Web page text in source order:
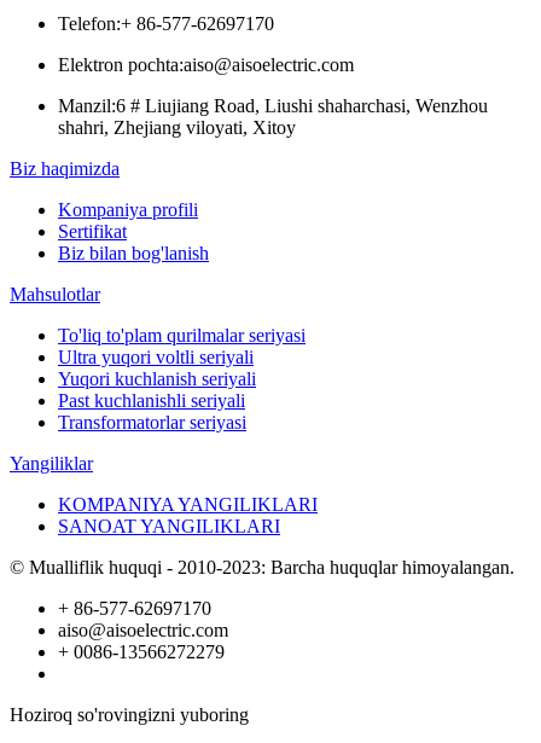
Telefon:+ 86-577-62697170
Elektron pochta:aiso@aisoelectric.com
Manzil:6 # Liujiang Road, Liushi shaharchasi, Wenzhou
shahri, Zhejiang viloyati, Xitoy
Biz haqimizda
Kompaniya profili
Sertifikat
Biz bilan bog'lanish
Mahsulotlar
To'liq to'plam qurilmalar seriyasi
Ultra yuqori voltli seriyali
Yuqori kuchlanish seriyali
Past kuchlanishli seriyali
Transformatorlar seriyasi
Yangiliklar
KOMPANIYA YANGILIKLARI
SANOAT YANGILIKLARI
© Mualliflik huquqi - 2010-2023: Barcha huquqlar himoyalangan.
+ 86-577-62697170
aiso@aisoelectric.com
+ 0086-13566272279
Hoziroq so'rovingizni yuboring